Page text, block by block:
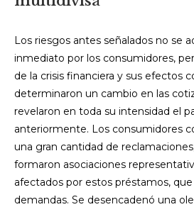
Los riesgos antes señalados no se
inmediato por los consumidores,
de la crisis financiera y sus efectos
determinaron un cambio en las
revelaron en toda su intensidad el
anteriormente. Los consumidores
una gran cantidad de
formaron asociaciones
afectados por estos préstamos,
demandas. Se desencadenó una